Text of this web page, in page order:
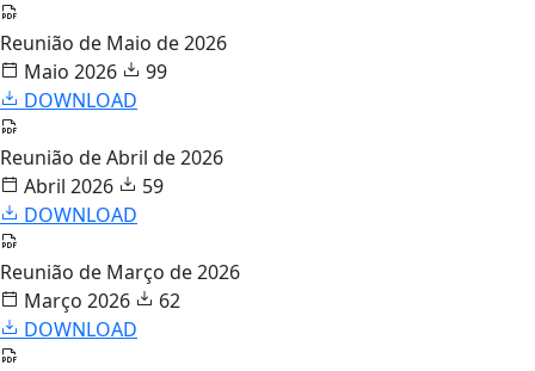
Reunião de Maio de 2026
Maio 2026
99
DOWNLOAD
Reunião de Abril de 2026
Abril 2026
59
DOWNLOAD
Reunião de Março de 2026
Março 2026
62
DOWNLOAD